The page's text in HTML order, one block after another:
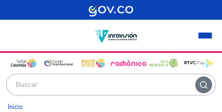
Pasar al contenido principal
Inicio